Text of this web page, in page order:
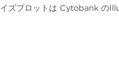
ズプロットは Cytobank